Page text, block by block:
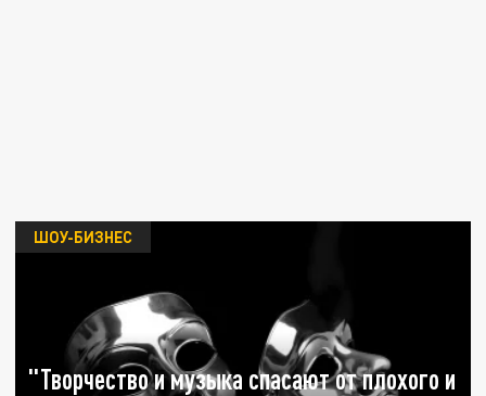
"Творчество и музыка спасают от плохого и
ШОУ-БИЗНЕС